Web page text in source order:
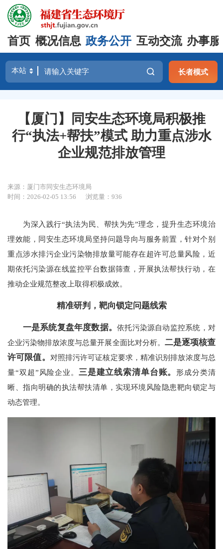
首页 概况信息 政务公开 互动交流 办事
长者模式
【厦门】同安生态环境局积极推
行“执法+帮扶”模式 助力重点涉水
企业规范排放管理
来源：厦门市同安生态环境局
时间：2026-02-05 13:56
浏览量：936
为深入践行“执法为民、帮扶为先”理念，提升生态环境治
理效能，同安生态环境局坚持问题导向与服务前置，针对个别
重点涉水排污企业污染物排放量可能存在超许可总量风险，近
期依托污染源在线监控平台数据筛查，开展执法帮扶行动，在
推动企业规范整改上取得积极成效。
精准研判，靶向锁定问题线索
一是系统复盘年度数据。依托污染源自动监控系统，对
企业污染物排放浓度与总量开展全面比对分析。 二是逐项核查
许可限值。
对照排污许可证核定要求，精准识别排放浓度与总
量“双超”风险企业。 三是建立线索清单台账。形成分类清
晰、指向明确的执法帮扶清单，实现环境风险隐患靶向锁定与
动态管理。